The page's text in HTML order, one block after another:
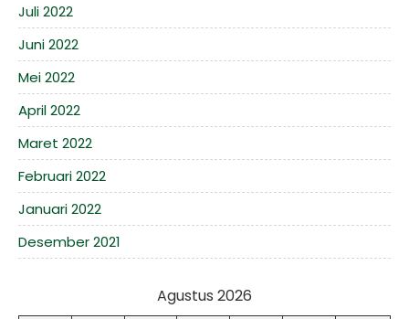
Juli 2022
Juni 2022
Mei 2022
April 2022
Maret 2022
Februari 2022
Januari 2022
Desember 2021
Agustus 2026